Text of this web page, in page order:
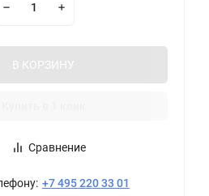
В КОРЗИНУ
Сравнение
+7 495 220 33 01